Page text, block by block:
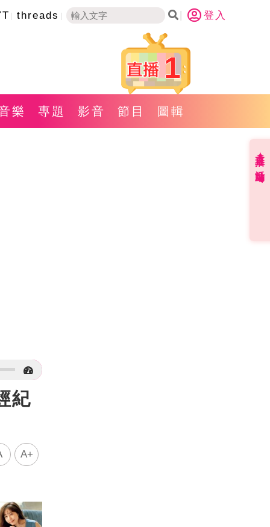
threads 登入
1
樂 專題 影音 節目 圖輯
紀
A+
直播✦活動